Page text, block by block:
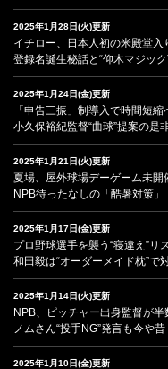
2025年1月28日(火)更新
イチロー、日本人初の米殿堂入
登録名誕生秘話と“仰木マジック
2025年1月24日(金)更新
「申告三振」制導入で時間短縮
小久保裕紀監督“曲球”提案の是
2025年1月21日(火)更新
夏場、屋外球場デーゲーム未開
NPB待ったなしの「酷暑対策」
2025年1月17日(金)更新
プロ野球選手を襲う“寝違え”リ
和田毅は“オーダーメイド枕”で
2025年1月14日(火)更新
NPB、ピッチャー出身監督が半
ノムさん“投手NG”発言も今や昔
2025年1月10日(金)更新